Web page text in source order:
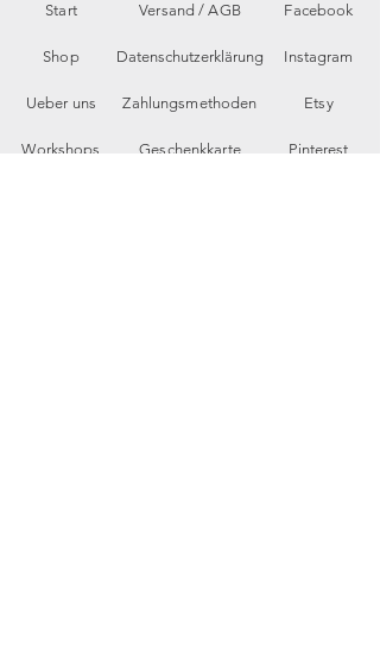
Start
Shop
Ueber uns
Workshops
Versand /AGB
Datenschutzerklärung
Zahlungsmethoden
Geschenkkarte
Facebook
Instagram
Etsy
Pinterest